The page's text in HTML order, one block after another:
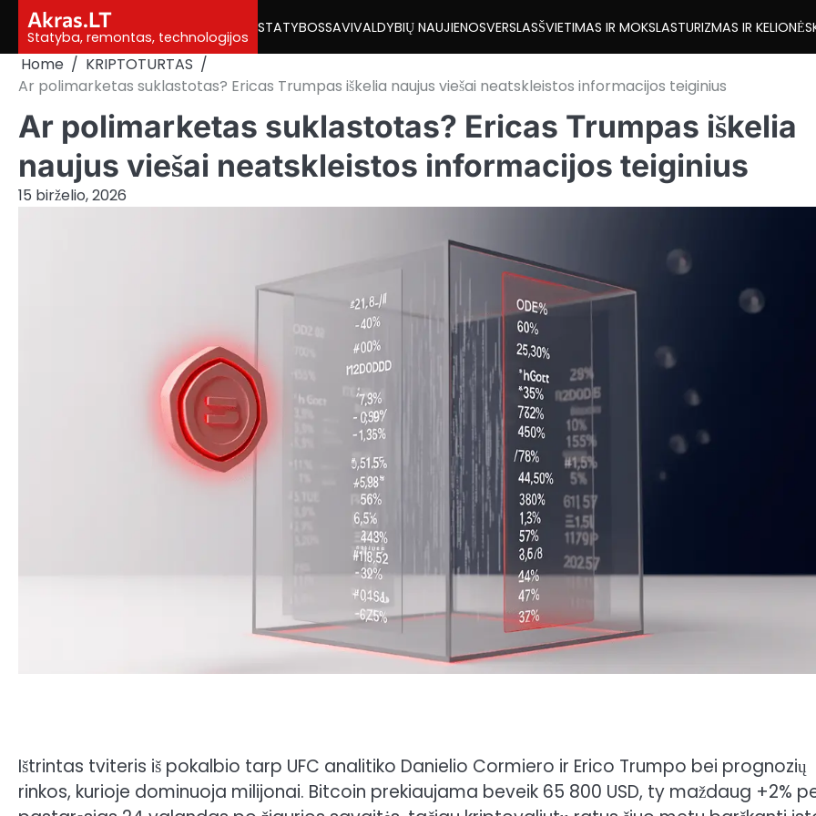
content
Akras.LT
Statyba, remontas, technologijos
STATYBOSSAVIVALDYBIŲ NAUJIENOSVERSLASŠVIETIMAS IR MOKSLASTURIZMAS IR KELIONĖS
Home
KRIPTOTURTAS
Ar polimarketas suklastotas? Ericas Trumpas iškelia naujus viešai neatskleistos informacijos teiginius
Ar polimarketas suklastotas? Ericas Trumpas iškelia
naujus viešai neatskleistos informacijos teiginius
15 birželio, 2026
Ištrintas tviteris iš pokalbio tarp UFC analitiko Danielio Cormiero ir Erico Trumpo bei prognozių
rinkos, kurioje dominuoja milijonai. Bitcoin prekiaujama beveik 65 800 USD, ty maždaug +2%